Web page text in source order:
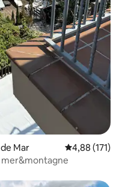
Mar Vidutinis
4,88 (171)
mer&montagne